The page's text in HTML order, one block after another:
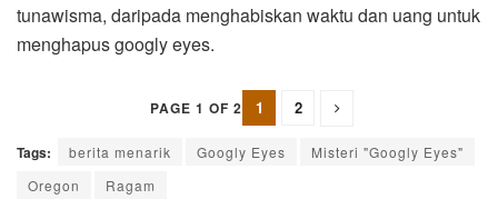
tunawisma, daripada menghabiskan waktu dan uang untuk
menghapus googly eyes.
PAGE 1 OF 2 1 2
Tags: berita menarik Googly Eyes
Misteri "Googly Eyes"
Oregon
Ragam